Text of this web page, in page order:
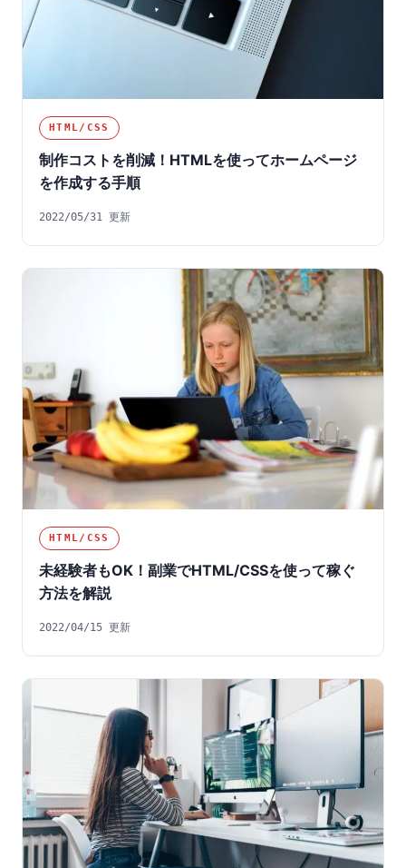
り
HTML/CSS
制作コストを削減！HTMLを使ってホームページ
を作成する手順
2022/05/31 更新
HTML/CSS
未経験者もOK！副業でHTML/CSSを使って稼ぐ
方法を解説
2022/04/15 更新